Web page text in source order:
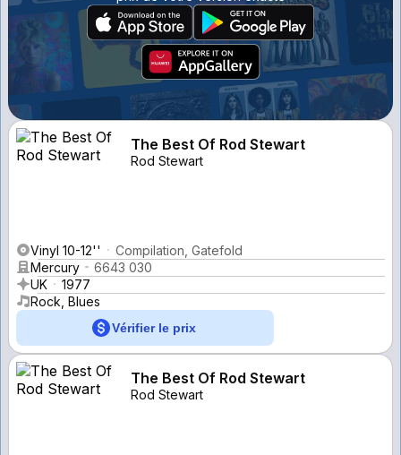
The Best Of Rod Stewart
Rod Stewart
Vinyl 10-12''
Compilation, Gatefold
Mercury
6643 030
UK
1977
Rock, Blues
Vérifier le prix
The Best Of Rod Stewart
Rod Stewart